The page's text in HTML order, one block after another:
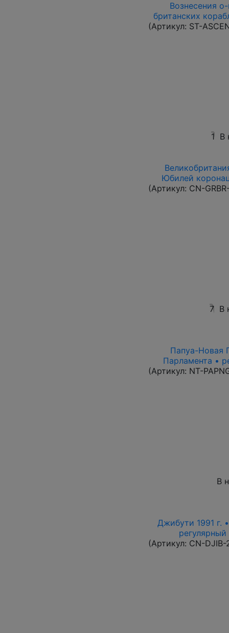
Вознесения
британских
(Артикул: ST-
1 В
Юбилей
(Артикул: CN-
7 В
Папуа-Новая
Парламента •
(Артикул: NT-
В
Джибути 1991 г.
(Артикул: CN-DJIB-